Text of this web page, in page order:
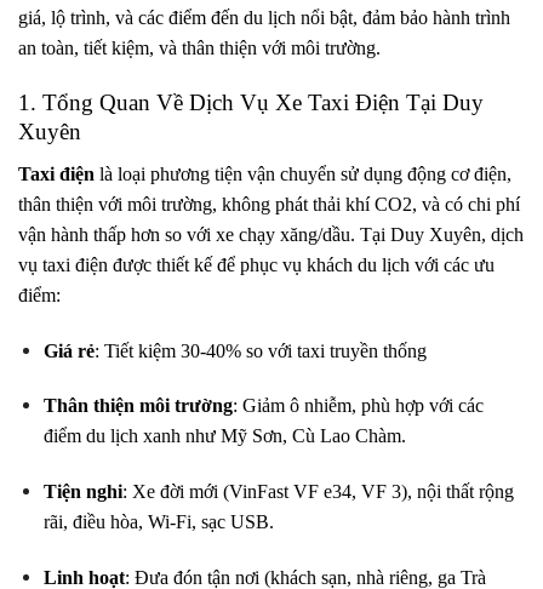
giá, lộ trình, và các điểm đến du lịch nổi bật, đảm bảo hành trình
an toàn, tiết kiệm, và thân thiện với môi trường.
1. Tổng Quan Về Dịch Vụ Xe Taxi Điện Tại Duy
Xuyên
Taxi điện là loại phương tiện vận chuyển sử dụng động cơ điện,
thân thiện với môi trường, không phát thải khí CO2, và có chi phí
vận hành thấp hơn so với xe chạy xăng/dầu. Tại Duy Xuyên, dịch
vụ taxi điện được thiết kế để phục vụ khách du lịch với các ưu
điểm:
Giá rẻ: Tiết kiệm 30-40% so với taxi truyền thống
Thân thiện môi trường: Giảm ô nhiễm, phù hợp với các
điểm du lịch xanh như Mỹ Sơn, Cù Lao Chàm.
Tiện nghi: Xe đời mới (VinFast VF e34, VF 3), nội thất rộng
rãi, điều hòa, Wi-Fi, sạc USB.
Linh hoạt: Đưa đón tận nơi (khách sạn, nhà riêng, ga Trà